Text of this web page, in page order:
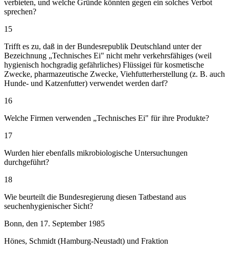
verbieten, und welche Gründe könnten gegen ein solches Verbot
sprechen?
15
Trifft es zu, daß in der Bundesrepublik Deutschland unter der
Bezeichnung „Technisches Ei" nicht mehr verkehrsfähiges (weil
hygienisch hochgradig gefährliches) Flüssigei für kosmetische
Zwecke, pharmazeutische Zwecke, Viehfutterherstellung (z. B. auch
Hunde- und Katzenfutter) verwendet werden darf?
16
Welche Firmen verwenden „Technisches Ei" für ihre Produkte?
17
Wurden hier ebenfalls mikrobiologische Untersuchungen
durchgeführt?
18
Wie beurteilt die Bundesregierung diesen Tatbestand aus
seuchenhygienischer Sicht?
Bonn, den 17. September 1985
Hönes, Schmidt (Hamburg-Neustadt) und Fraktion